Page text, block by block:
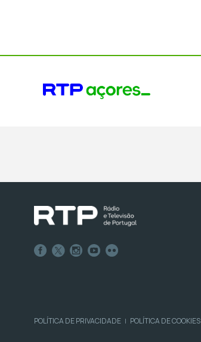
POLÍTICA DE PRIVACIDADE | POLÍTICA DE COOKIES